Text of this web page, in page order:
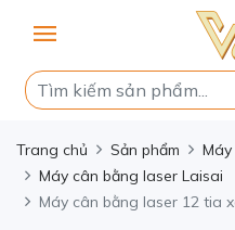
Trang chủ Sản phẩm
Máy cân bằng laser Laisai
Máy cân bằng laser 12 tia